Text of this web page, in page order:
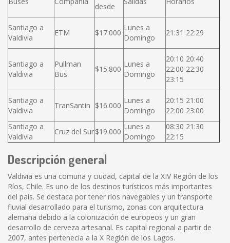
desde
Santiago a
Valdivia
ETM $17:000
Lunes a
Domingo
21:31 22:29
Santiago a
Valdivia
Pullman
Bus
$15.800
Lunes a
Domingo
20:10 20:40
22:00 22:30
23:15
Santiago a
Valdivia
TranSantin $16.000
Lunes a
Domingo
20:15 21:00
22:00 23:00
Santiago a
Valdivia
Cruz del Sur$19.000
Lunes a
Domingo
08:30 21:30
22:15
Descripción general
Valdivia es una comuna y ciudad, capital de la XIV Región de los
Ríos, Chile. Es uno de los destinos turísticos más importantes
del país. Se destaca por tener ríos navegables y un transporte
fluvial desarrollado para el turismo, zonas con arquitectura
alemana debido a la colonización de europeos y un gran
desarrollo de cerveza artesanal. Es capital regional a partir de
2007, antes pertenecía a la X Región de los Lagos.